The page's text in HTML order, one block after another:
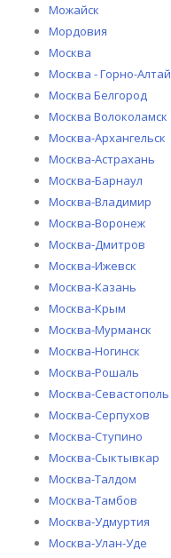
Можайск
Мордовия
Москва
Москва - Горно-
Москва Белгород
Москва Волоколамск
Москва-Архангельск
Москва-Астрахань
Москва-Барнаул
Москва-Владимир
Москва-Воронеж
Москва-Дмитров
Москва-Ижевск
Москва-Казань
Москва-Крым
Москва-Мурманск
Москва-Ногинск
Москва-Рошаль
Москва-Севастополь
Москва-Серпухов
Москва-Ступино
Москва-Сыктывкар
Москва-Талдом
Москва-Тамбов
Москва-Удмуртия
Москва-Улан-Уде